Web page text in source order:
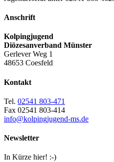
Anschrift
Kolpingjugend
Diözesanverband Münster
Gerlever Weg 1
48653 Coesfeld
Kontakt
Tel. 02541 803-471
Fax 02541 803-414
info@kolpingjugend-ms.de
Newsletter
In Kürze hier! :-)